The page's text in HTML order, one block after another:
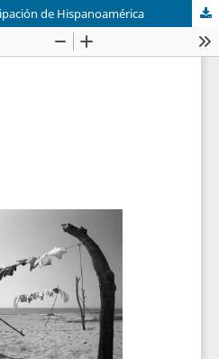
de Hispanoamérica